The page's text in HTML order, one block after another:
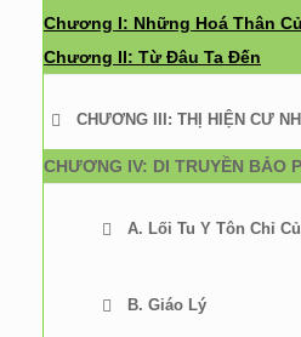
Chương I: Những Hoá Thân
Chương II: Từ Đâu Ta Đến
CHƯƠNG III: THỊ HIỆN CƯ
CHƯƠNG IV: DI TRUYỀN BẢO
A. Lối Tu Y Tôn Chỉ
B. Giáo Lý